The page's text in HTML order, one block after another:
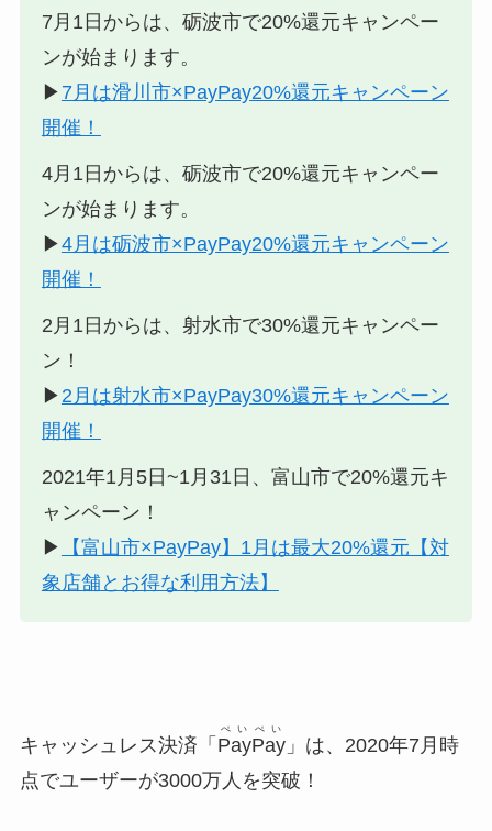
7月1日からは、砺波市で20%還元キャンペー
ンが始まります。
▶︎ 7月は滑川市×PayPay20%還元キャンペーン
開催！
4月1日からは、砺波市で20%還元キャンペー
ンが始まります。
▶︎4月は砺波市×PayPay20%還元キャンペーン
開催！
2月1日からは、射水市で30%還元キャンペー
ン！
▶︎ 2月は射水市×PayPay30%還元キャンペーン
開催！
2021年1月5日~1月31日、富山市で20%還元キ
ャンペーン！
▶︎
【富山市×PayPay】1月は最大20%還元【対
象店舗とお得な利用方法】
キャッシュレス決済「 PayPay
ぺいぺい
」は、2020年7月時
点でユーザーが3000万人を突破！